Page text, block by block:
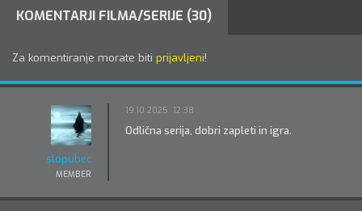
KOMENTARJI FILMA/SERIJE (30)
Za komentiranje morate biti prijavljeni!
slopubec
MEMBER
19.10.2025. 12:38
Odlična serija, dobri zapleti in igra.